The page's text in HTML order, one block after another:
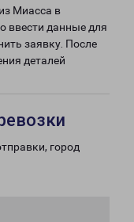
Миасса в
ввести данные для
заявку. После
деталей
город